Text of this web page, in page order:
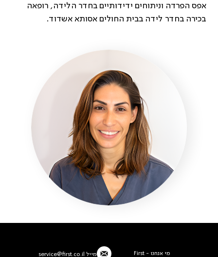
אפס הפרדה וניתוחים ידידותיים בחדר הלידה, רופאה
בכירה בחדר לידה בבית החולים אסותא אשדוד.
מי אנחנו - First
מייל service@first.co.il